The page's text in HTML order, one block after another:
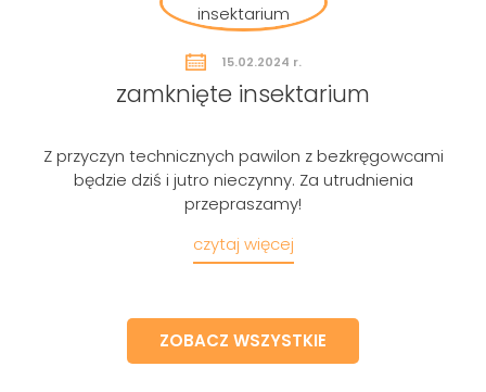
15.02.2024 r.
zamknięte insektarium
Z przyczyn technicznych pawilon z bezkręgowcami
będzie dziś i jutro nieczynny. Za utrudnienia
przepraszamy!
czytaj więcej
ZOBACZ WSZYSTKIE